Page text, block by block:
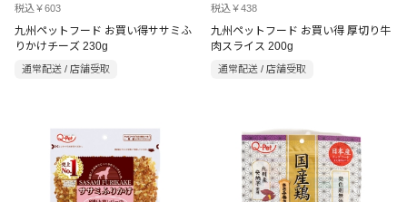
税込￥603
九州ペットフード お買い得ササミふ
りかけチーズ 230g
通常配送 / 店舗受取
税込￥438
九州ペットフード お買い得 厚切り牛
肉スライス 200g
通常配送 / 店舗受取